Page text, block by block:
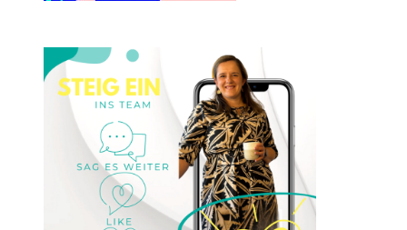
Einsteigen 2025 im Team
Stampin‘ Sunny
23. Januar 2025